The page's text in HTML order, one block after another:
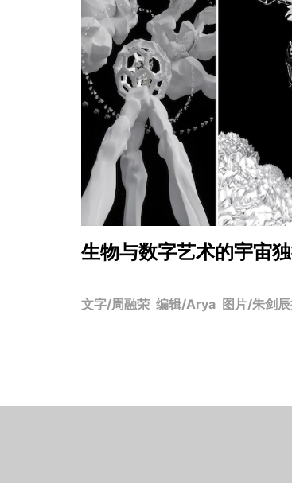
生物与数字艺术的宇宙
文字/周融荣 编辑/Arya 图片/朱剑